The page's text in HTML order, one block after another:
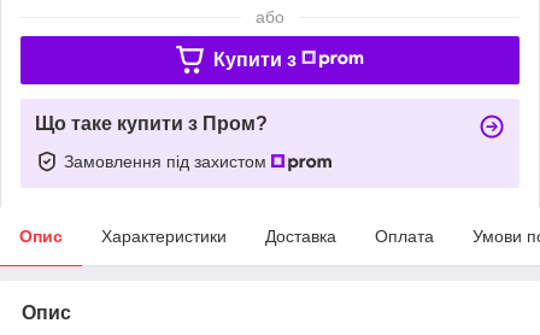
або
Купити з
Що таке купити з Пром?
Замовлення під захистом
Опис Характеристики Доставка Оплата Умови
Опис